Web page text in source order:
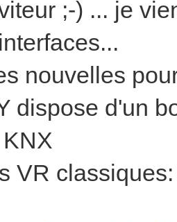
;-) ... je
nouvelles
dispose d'un
VR classiques: